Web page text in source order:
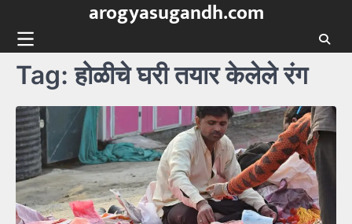
content
arogyasugandh.com
Tag:होळीचे घरी तयार केलेले रंग